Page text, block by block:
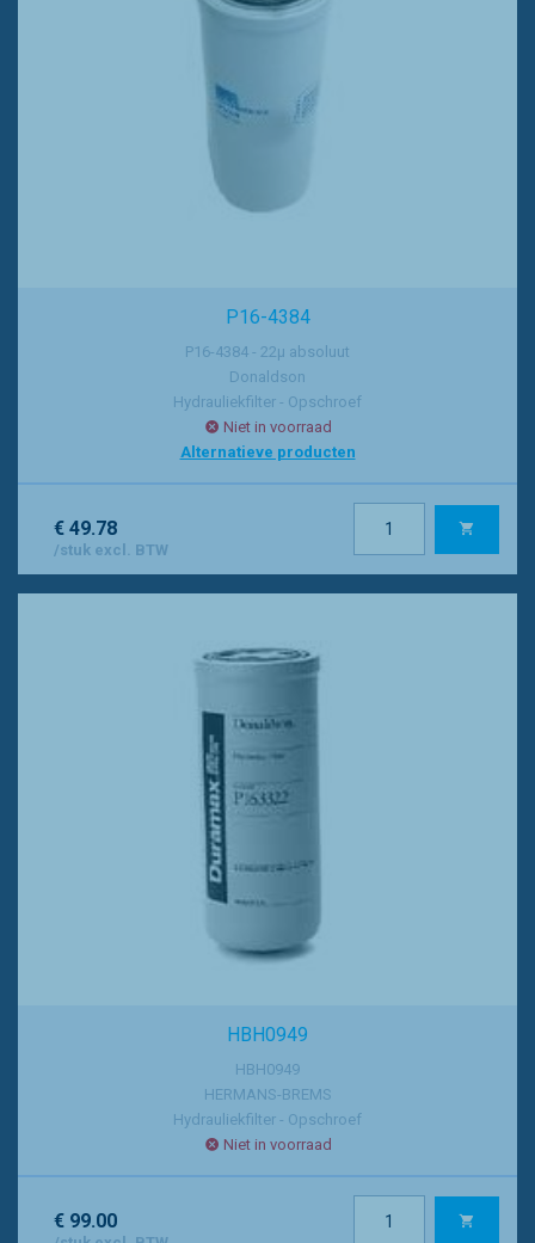
P16-4384
P16-4384 - 22µ absoluut
Donaldson
Hydrauliekfilter - Opschroef
Niet in voorraad
Alternatieve producten
€ 49.78
/stuk excl. BTW
HBH0949
HBH0949
HERMANS-BREMS
Hydrauliekfilter - Opschroef
Niet in voorraad
€ 99.00